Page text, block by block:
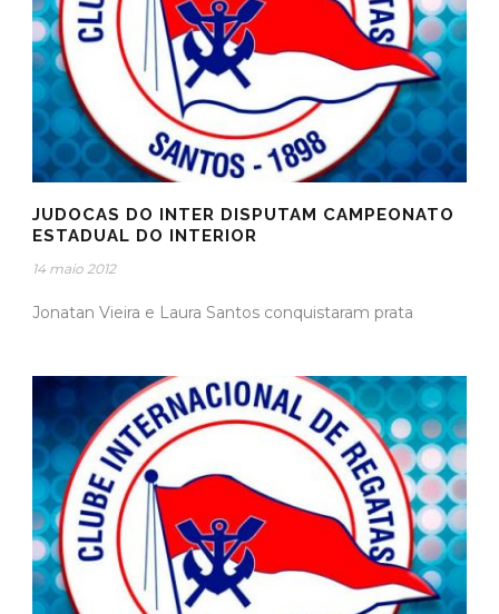
JUDOCAS DO INTER DISPUTAM CAMPEONATO
ESTADUAL DO INTERIOR
14 maio 2012
Jonatan Vieira e Laura Santos conquistaram prata